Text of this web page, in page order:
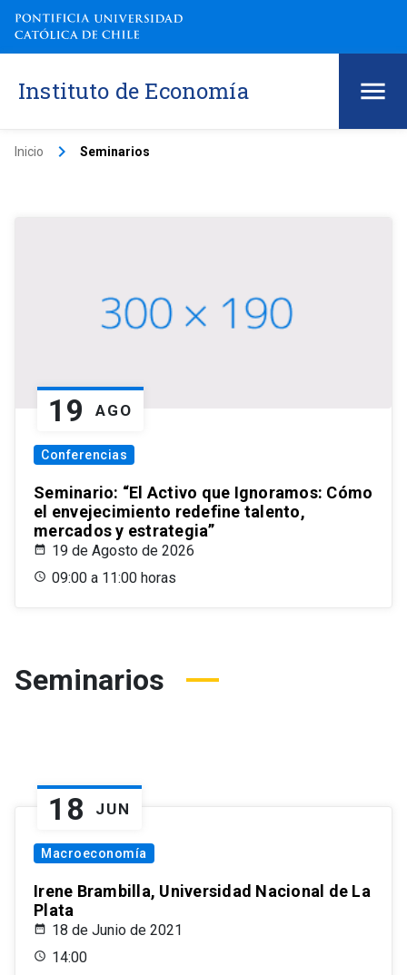
Instituto de Economía
Inicio keyboard_arrow_right Seminarios
19 AGO
Conferencias
Seminario: “El Activo que Ignoramos: Cómo
el envejecimiento redefine talento,
mercados y estrategia”
19 de Agosto de 2026
09:00 a 11:00 horas
Seminarios
18 JUN
Macroeconomía
Irene Brambilla, Universidad Nacional de La
Plata
18 de Junio de 2021
14:00